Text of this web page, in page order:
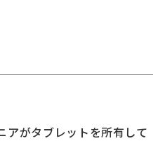
がタブレットを所有して